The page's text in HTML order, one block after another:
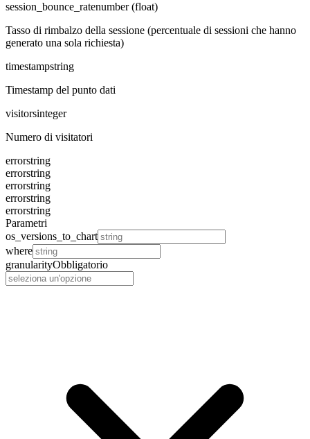
session_bounce_ratenumber (float)
Tasso di rimbalzo della sessione (percentuale di sessioni che hanno
generato una sola richiesta)
timestampstring
Timestamp del punto dati
visitorsinteger
Numero di visitatori
errorstring
errorstring
errorstring
errorstring
errorstring
Parametri
os_versions_to_chart
where
granularityObbligatorio